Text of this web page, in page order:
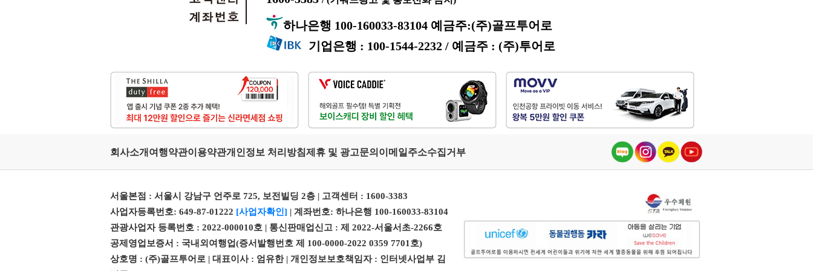
하나은행 100-160033-83104 예금주:(주)골프투어로
기업은행 : 100-1544-2232 / 예금주 : (주)투어로
회사소개 여행약관이용약관개인정보 처리방침제휴 및 광고문의 이메일주소수집거부
서울본점 : 서울시 강남구 언주로 725, 보전빌딩 2층 | 고객센터 : 1600-3383
사업자등록번호: 649-87-01222 [사업자확인] | 계좌번호: 하나은행 100-160033-83104
관광사업자 등록번호 : 2022-000010호 | 통신판매업신고 : 제 2022-서울서초-2266호
공제영업보증서 : 국내외여행업(증서발행번호 제 100-0000-2022 0359 7701호)
상호명 : (주)골프투어로 | 대표이사 : 엄유한 | 개인정보보호책임자 : 인터넷사업부 김